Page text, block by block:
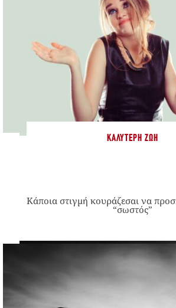
ΚΑΛΎΤΕΡΗ ΖΩΉ
Κάποια στιγμή κουράζεσαι να
“σωστός”